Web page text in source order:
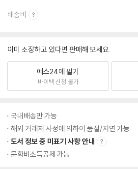
배송비
이미 소장하고 있다면 판매해 보세요.
예스24에 팔기
바이백 신청 불가
국내배송만 가능
해외 거래처 사정에 의하여 품절/지연 가능
도서 정보 중 미표기 사항 안내
문화비소득공제 가능